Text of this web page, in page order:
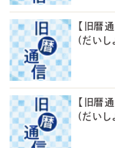
【旧暦
(だい
【旧暦
(だい